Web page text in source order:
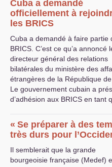
Cuba a demandé
officiellement à
les BRICS
Cuba a demandé à faire partie
BRICS . C’est ce qu’a annoncé
directeur général des relations
bilatérales du ministère des
étrangères de la République
Le gouvernement cubain a
d’adhésion aux BRICS en tant
« Se préparer à des
très durs pour
Il semblerait que la grande
bourgeoisie française (Medef)